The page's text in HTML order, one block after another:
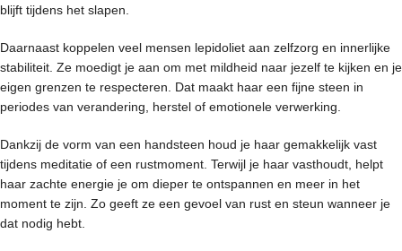
blijft tijdens het slapen.
Daarnaast koppelen veel mensen lepidoliet aan zelfzorg en innerlijke
stabiliteit. Ze moedigt je aan om met mildheid naar jezelf te kijken en je
eigen grenzen te respecteren. Dat maakt haar een fijne steen in
periodes van verandering, herstel of emotionele verwerking.
Dankzij de vorm van een handsteen houd je haar gemakkelijk vast
tijdens meditatie of een rustmoment. Terwijl je haar vasthoudt, helpt
haar zachte energie je om dieper te ontspannen en meer in het
moment te zijn. Zo geeft ze een gevoel van rust en steun wanneer je
dat nodig hebt.